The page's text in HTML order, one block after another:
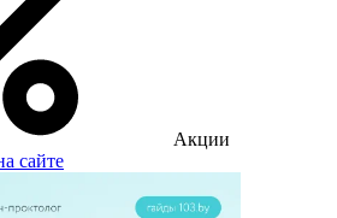
Акции
сайте